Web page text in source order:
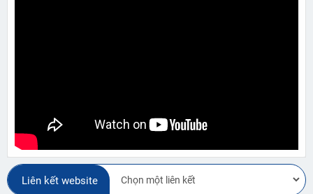
Liên kết website